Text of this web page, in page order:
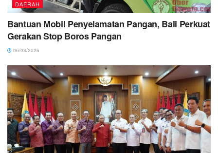
DAERAH
Bantuan Mobil Penyelamatan Pangan, Bali Perkuat
Gerakan Stop Boros Pangan
06/08/2026